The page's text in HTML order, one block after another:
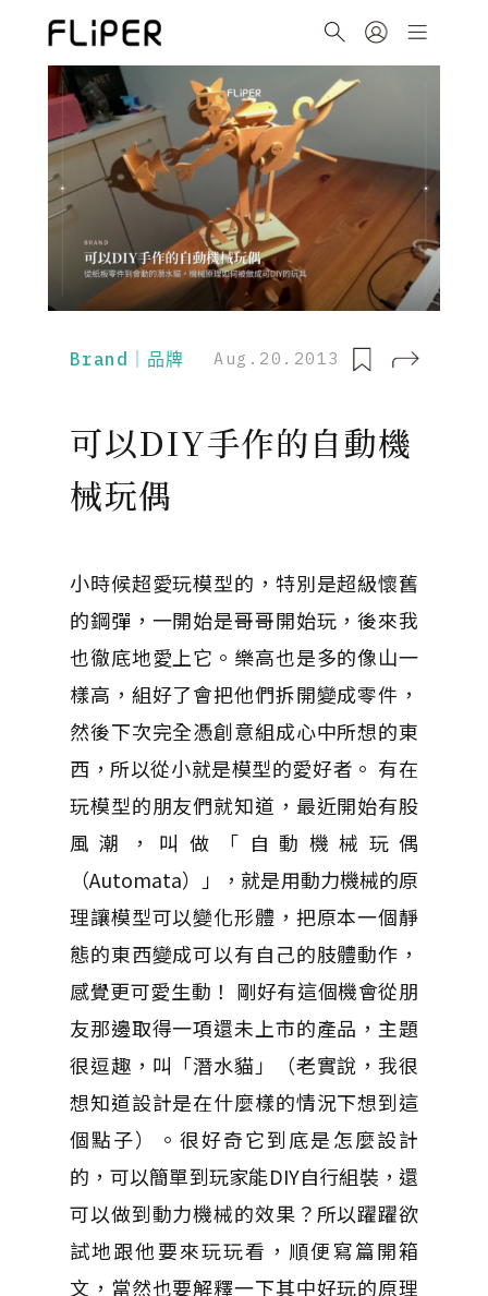
Brand｜品牌 Aug.20.2013
可以DIY手作的自動機
械玩偶
小時候超愛玩模型的，特別是超級懷舊
的鋼彈，一開始是哥哥開始玩，後來我
也徹底地愛上它。樂高也是多的像山一
樣高，組好了會把他們拆開變成零件，
然後下次完全憑創意組成心中所想的東
西，所以從小就是模型的愛好者。 有在
玩模型的朋友們就知道，最近開始有股
風潮，叫做「自動機械玩偶
（Automata）」，就是用動力機械的原
理讓模型可以變化形體，把原本一個靜
態的東西變成可以有自己的肢體動作，
感覺更可愛生動！ 剛好有這個機會從朋
友那邊取得一項還未上市的產品，主題
很逗趣，叫「潛水貓」（老實說，我很
想知道設計是在什麼樣的情況下想到這
個點子）。很好奇它到底是怎麼設計
的，可以簡單到玩家能DIY自行組裝，還
可以做到動力機械的效果？所以躍躍欲
試地跟他要來玩玩看，順便寫篇開箱
文，當然也要解釋一下其中好玩的原理